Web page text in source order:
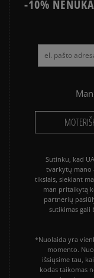
-10%
Sutinku, kad
tvarkytų mano
tikslais, siekiant
man pritaikytą
partnerių
sutikimas gali
*Nuolaida yra
momento.
išsiųsime tau,
kodas taikomas